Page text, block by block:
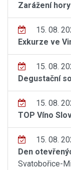
Zarážení
15. 08.
Exkurze ve
15. 08.
Degustační
15. 08.
TOP Víno
15. 08.
Den
Svatobořice-